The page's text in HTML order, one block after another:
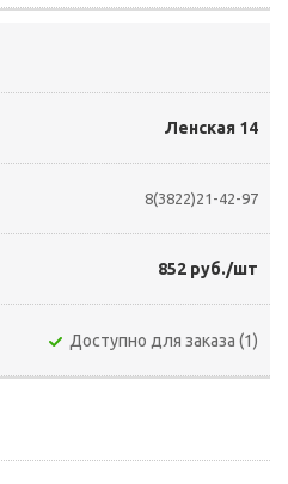
Ленская 14
8(3822)21-42-97
852 руб./шт
Доступно для заказа (1)